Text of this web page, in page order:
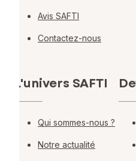
Avis SAFTI
Contactez-nous
L'univers SAFTI
Qui sommes-nous ?
Notre actualité